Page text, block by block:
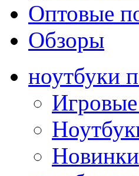
Оптовые
Обзоры
ноутбуки
Новинки